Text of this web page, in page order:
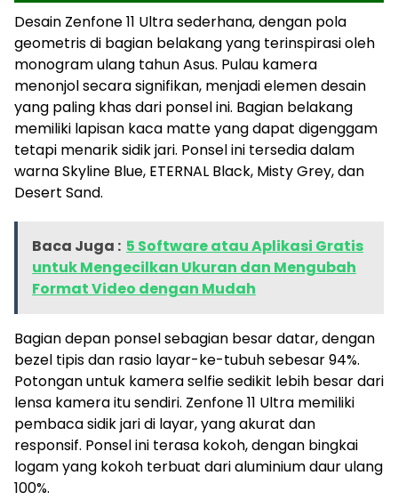
Desain Zenfone 11 Ultra sederhana, dengan pola
geometris di bagian belakang yang terinspirasi oleh
monogram ulang tahun Asus. Pulau kamera
menonjol secara signifikan, menjadi elemen desain
yang paling khas dari ponsel ini. Bagian belakang
memiliki lapisan kaca matte yang dapat digenggam
tetapi menarik sidik jari. Ponsel ini tersedia dalam
warna Skyline Blue, ETERNAL Black, Misty Grey, dan
Desert Sand.
Baca Juga : 5 Software atau Aplikasi Gratis
untuk Mengecilkan Ukuran dan Mengubah
Format Video dengan Mudah
Bagian depan ponsel sebagian besar datar, dengan
bezel tipis dan rasio layar-ke-tubuh sebesar 94%.
Potongan untuk kamera selfie sedikit lebih besar dari
lensa kamera itu sendiri. Zenfone 11 Ultra memiliki
pembaca sidik jari di layar, yang akurat dan
responsif. Ponsel ini terasa kokoh, dengan bingkai
logam yang kokoh terbuat dari aluminium daur ulang
100%.